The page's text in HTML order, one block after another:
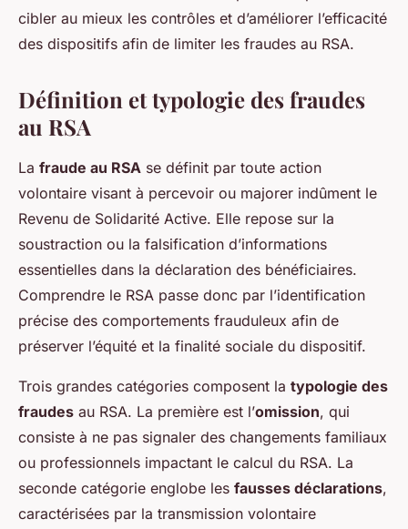
cibler au mieux les contrôles et d’améliorer l’efficacité
des dispositifs afin de limiter les fraudes au RSA.
Définition et typologie des fraudes
au RSA
La fraude au RSA se définit par toute action
volontaire visant à percevoir ou majorer indûment le
Revenu de Solidarité Active. Elle repose sur la
soustraction ou la falsification d’informations
essentielles dans la déclaration des bénéficiaires.
Comprendre le RSA passe donc par l’identification
précise des comportements frauduleux afin de
préserver l’équité et la finalité sociale du dispositif.
Trois grandes catégories composent la typologie des
fraudes au RSA. La première est l’omission, qui
consiste à ne pas signaler des changements familiaux
ou professionnels impactant le calcul du RSA. La
seconde catégorie englobe les fausses déclarations,
caractérisées par la transmission volontaire